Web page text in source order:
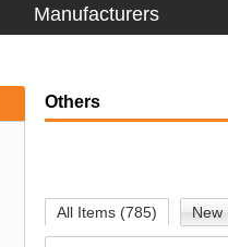
Manufacturers
Others
All Items (785) New